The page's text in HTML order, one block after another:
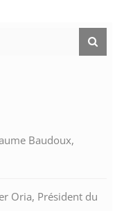
Baudoux,
Oria, Président du